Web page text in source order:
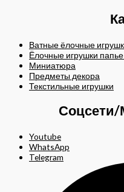
Ватные ёлочные
Ёлочные игрушки
Миниатюра
Предметы декора
Текстильные игрушки
Youtube
WhatsApp
Telegram